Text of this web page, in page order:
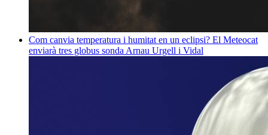
Com canvia temperatura i humitat en un eclipsi? El Meteocat
enviarà tres globus sonda Arnau Urgell i Vidal